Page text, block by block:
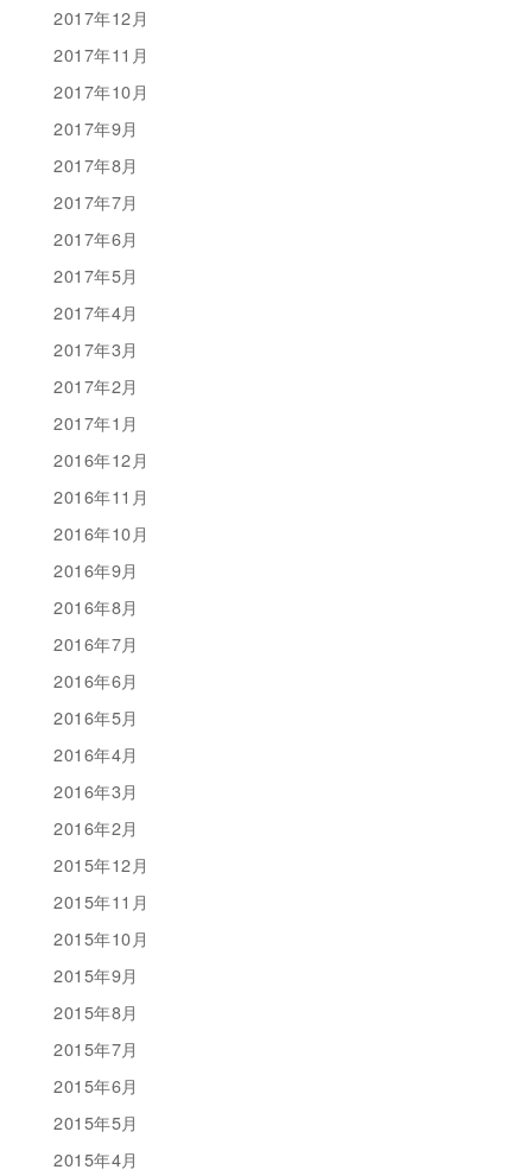
2017年12月
2017年11月
2017年10月
2017年9月
2017年8月
2017年7月
2017年6月
2017年5月
2017年4月
2017年3月
2017年2月
2017年1月
2016年12月
2016年11月
2016年10月
2016年9月
2016年8月
2016年7月
2016年6月
2016年5月
2016年4月
2016年3月
2016年2月
2015年12月
2015年11月
2015年10月
2015年9月
2015年8月
2015年7月
2015年6月
2015年5月
2015年4月